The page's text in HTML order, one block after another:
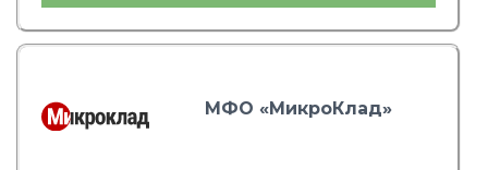
МФО «МикроКлад»